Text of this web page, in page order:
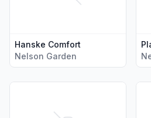
Hanske Comfort
Nelson Garden
Vis flere detaljer for produktet